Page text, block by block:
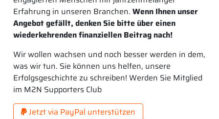
Erfahrung in unseren Branchen. Wenn Ihnen unser
Angebot gefällt, denken Sie bitte über einen
wiederkehrenden finanziellen Beitrag nach!
Wir wollen wachsen und noch besser werden in dem,
was wir tun. Sie können uns helfen, unsere
Erfolgsgeschichte zu schreiben! Werden Sie Mitglied
im M2N Supporters Club
Jetzt via PayPal unterstützen